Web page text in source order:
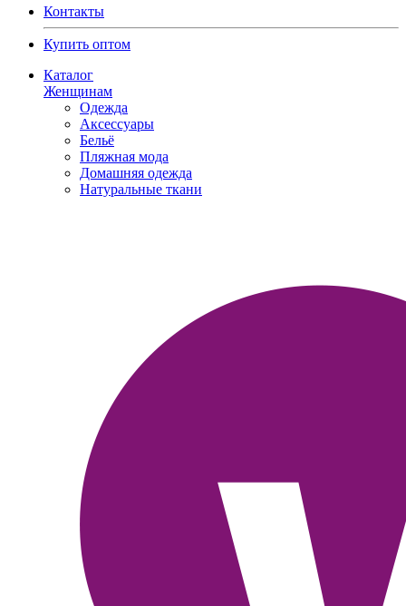
Контакты
Купить оптом
Каталог
Женщинам
Одежда
Аксессуары
Бельё
Пляжная мода
Домашняя одежда
Натуральные ткани